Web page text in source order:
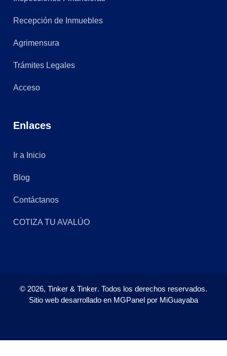
Recepción de Inmuebles
Agrimensura
Trámites Legales
Acceso
Enlaces
Ir a Inicio
Blog
Contáctanos
COTIZA TU AVALÚO
© 2026, Tinker & Tinker. Todos los derechos reservados.
Sitio web desarrollado en MGPanel por MiGuayaba